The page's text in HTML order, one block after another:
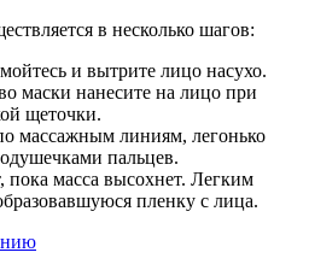
в несколько шагов:
и вытрите лицо насухо.
маски нанесите на лицо при
щеточки.
массажным линиям, легонько
пальцев.
масса высохнет. Легким
пленку с лица.